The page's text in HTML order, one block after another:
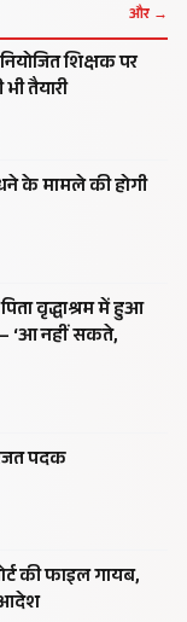
और →
शिक्षक पर
तैयारी
के मामले की होगी
वृद्धाश्रम में हुआ
‘आ नहीं सकते,
पदक
की फाइल गायब,
आदेश